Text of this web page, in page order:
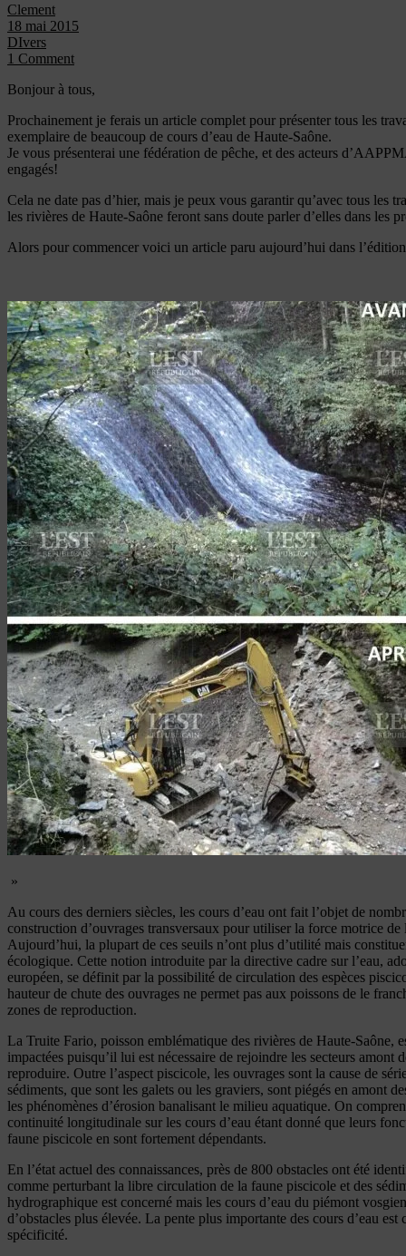
Clement
18 mai 2015
DIvers
1 Comment
Bonjour à tous,
Prochainement je ferais un article complet pour présenter tous les
exemplaire de beaucoup de cours d’eau de Haute-Saône.
Je vous présenterai une fédération de pêche, et des acteurs
engagés!
Cela ne date pas d’hier, mais je peux vous garantir qu’avec tous les
les rivières de Haute-Saône feront sans doute parler d’elles dans les
Alors pour commencer voici un article paru aujourd’hui dans
»
Au cours des derniers siècles, les cours d’eau ont fait l’objet de
construction d’ouvrages transversaux pour utiliser la force motrice
Aujourd’hui, la plupart de ces seuils n’ont plus d’utilité mais
écologique. Cette notion introduite par la directive cadre sur l’eau,
européen, se définit par la possibilité de circulation des espèces
hauteur de chute des ouvrages ne permet pas aux poissons de le
zones de reproduction.
La Truite Fario, poisson emblématique des rivières de Haute-Saône,
impactées puisqu’il lui est nécessaire de rejoindre les secteurs amont
reproduire. Outre l’aspect piscicole, les ouvrages sont la cause de
sédiments, que sont les galets ou les graviers, sont piégés en amont
les phénomènes d’érosion banalisant le milieu aquatique. On
continuité longitudinale sur les cours d’eau étant donné que leurs
faune piscicole en sont fortement dépendants.
En l’état actuel des connaissances, près de 800 obstacles ont été
comme perturbant la libre circulation de la faune piscicole et des
hydrographique est concerné mais les cours d’eau du piémont
d’obstacles plus élevée. La pente plus importante des cours d’eau est
spécificité.